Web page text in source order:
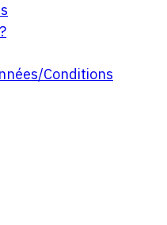
Conditions